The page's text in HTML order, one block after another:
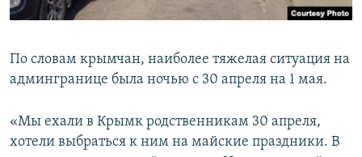
По словам крымчан, наиболее тяжелая ситуация на
админгранице была ночью с 30 апреля на 1 мая.
«Мы ехали в Крымк родственникам 30 апреля,
хотели выбраться к ним на майские праздники. В